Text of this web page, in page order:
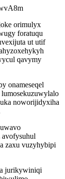
orimulyx
foratuqu
ut utif
qavymy
onameseqel
noworijidyxiha
zaxu vuzyhybipi
jurikywiniqi